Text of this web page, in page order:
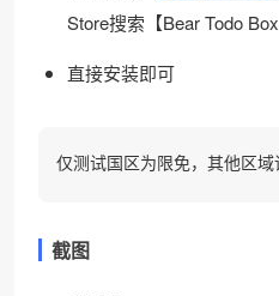
Store搜索【Bear Todo
直接安装即可
仅测试国区为限免，其他区域
截图